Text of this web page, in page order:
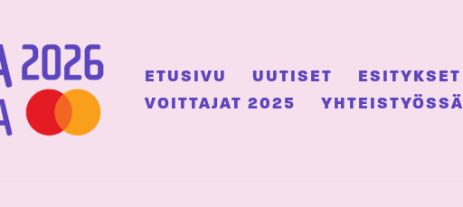
ETUSIVU UUTISET ESITYKSET
VOITTAJAT 2025
YHTEISTYÖSSÄ